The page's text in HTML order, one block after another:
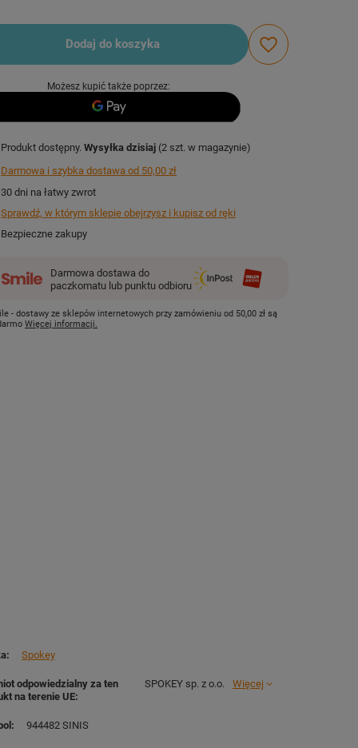
Dodaj do koszyka
Możesz kupić także poprzez:
Produkt dostępny Wysyłkadzisiaj (2 szt. w magazynie)
Darmowa i szybka dostawa od 50,00 zł
30 dni na łatwy zwrot
Sprawdź, w którym sklepie obejrzysz i kupisz od ręki
Bezpieczne zakupy
Darmowa dostawa do
paczkomatu lub punktu odbioru
- dostawy ze sklepów internetowych przy zamówieniu od 50,00 zł są
Więcej informacji.
Spokey
odpowiedzialny za ten
na terenie UE
SPOKEY sp. z o.o. Więcej
944482 SINIS